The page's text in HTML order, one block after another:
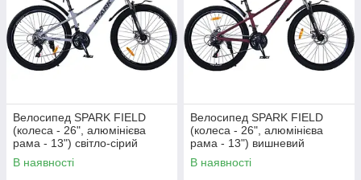
Велосипед SPARK FIELD
(колеса - 26", алюмінієва
рама - 13") світло-сірий
В наявності
Велосипед SPARK FIELD
(колеса - 26", алюмінієва
рама - 13") вишневий
В наявності